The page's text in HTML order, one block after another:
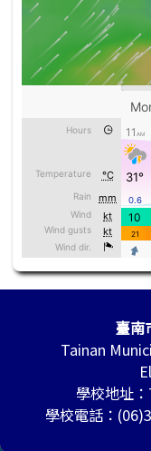
頁尾區域內容
臺南
Tainan
學校地址
學校電話：